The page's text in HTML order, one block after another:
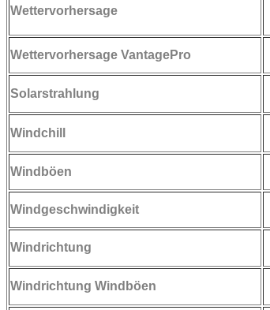
Wettervorhersage
Wettervorhersage VantagePro
Solarstrahlung
Windchill
Windböen
Windgeschwindigkeit
Windrichtung
Windrichtung Windböen